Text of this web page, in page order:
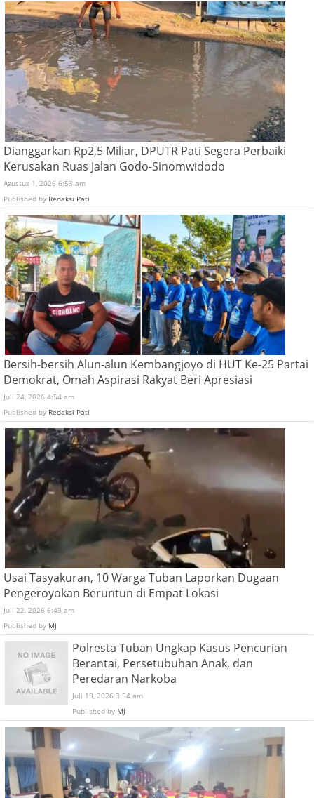
Dianggarkan Rp2,5 Miliar, DPUTR Pati Segera Perbaiki
Kerusakan Ruas Jalan Godo-Sinomwidodo
Agustus 1, 2026 6:53 am
Published by Redaksi Pati
Bersih-bersih Alun-alun Kembangjoyo di HUT Ke-25 Partai
Demokrat, Omah Aspirasi Rakyat Beri Apresiasi
Juli 24, 2026 4:54 am
Published by Redaksi Pati
Usai Tasyakuran, 10 Warga Tuban Laporkan Dugaan
Pengeroyokan Beruntun di Empat Lokasi
Juli 22, 2026 6:43 am
Published by MJ
Polresta Tuban Ungkap Kasus Pencurian
Berantai, Persetubuhan Anak, dan
Peredaran Narkoba
Juli 19, 2026 3:54 am
Published by MJ